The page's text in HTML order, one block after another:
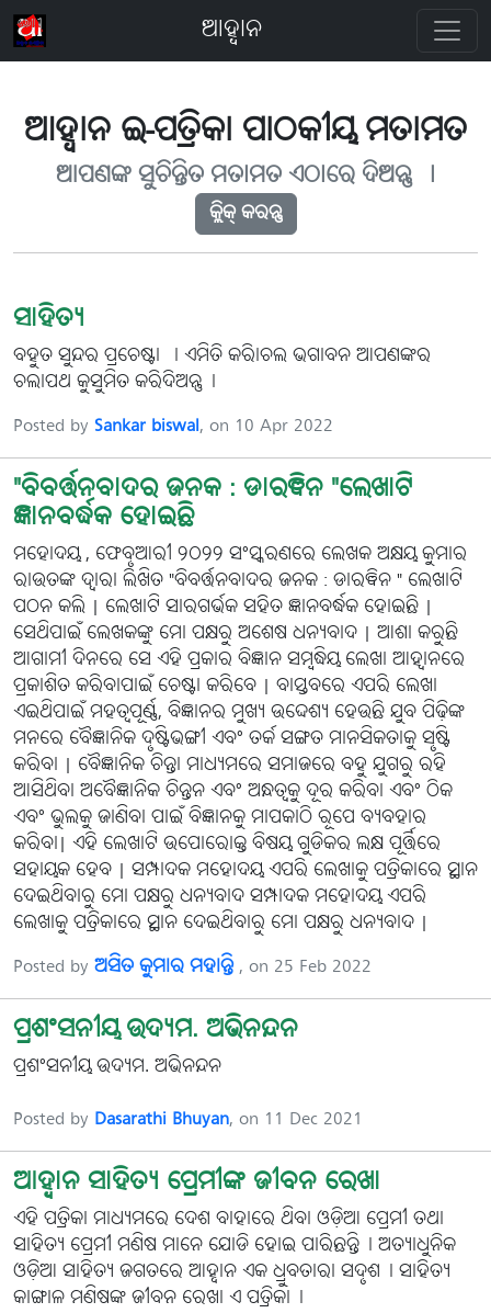
ଆହ୍ବାନ
ଆହ୍ବାନ ଇ-ପତ୍ରିକା ପାଠକୀୟ ମତାମତ
ଆପଣଙ୍କ ସୁଚିନ୍ତିତ ମତାମତ ଏଠାରେ ଦିଅନ୍ତୁ ୤
କ୍ଲିକ୍ କରନ୍ତୁ
ସାହିତ୍ୟ
ବହୁତ ସୁନ୍ଦର ପ୍ରଚେଷ୍ଟା । ଏମିତି କରିାଚଲ ଭଗାବନ ଆପଣଙ୍କର
ଚଲାପଥ କୁସୁମିତ କରିଦିଅନ୍ତୁ।
Posted by Sankar biswal, on 10 Apr 2022
"ବିବର୍ତ୍ତନବାଦର ଜନକ : ଡାରୱିନ "ଲେଖାଟି
ଜ୍ଞାନବର୍ଦ୍ଧକ ହୋଇଛି
ମହୋଦୟ , ଫେବୃଆରୀ ୨୦୨୨ ସଂସ୍କରଣରେ ଲେଖକ ଅକ୍ଷୟ କୁମାର
ରାଉତଙ୍କ ଦ୍ୱାରା ଲିଖିତ "ବିବର୍ତ୍ତନବାଦର ଜନକ : ଡାରୱିନ " ଲେଖାଟି
ପଠନ କଲି | ଲେଖାଟି ସାରଗର୍ଭକ ସହିତ ଜ୍ଞାନବର୍ଦ୍ଧକ ହୋଇଛି |
ସେଥିପାଇଁ ଲେଖକଙ୍କୁ ମୋ ପକ୍ଷରୁ ଅଶେଷ ଧନ୍ୟବାଦ | ଆଶା କରୁଛି
ଆଗାମୀ ଦିନରେ ସେ ଏହି ପ୍ରକାର ବିଜ୍ଞାନ ସମ୍ବଦ୍ଧିୟ ଲେଖା ଆହ୍ୱାନରେ
ପ୍ରକାଶିତ କରିବାପାଇଁ ଚେଷ୍ଟା କରିବେ | ବାସ୍ତବରେ ଏପରି ଲେଖା
ଏଇଥିପାଇଁ ମହତ୍ୱପୂର୍ଣ୍ଣ, ବିଜ୍ଞାନର ମୁଖ୍ୟ ଉଦ୍ଦେଶ୍ୟ ହେଉଛି ଯୁବ ପିଢ଼ିଙ୍କ
ମନରେ ବୈଜ୍ଞାନିକ ଦୃଷ୍ଟିଭଙ୍ଗୀ ଏବଂ ତର୍କ ସଙ୍ଗତ ମାନସିକତାକୁ ସୃଷ୍ଟି
କରିବା | ବୈଜ୍ଞାନିକ ଚିନ୍ତା ମାଧ୍ୟମରେ ସମାଜରେ ବହୁ ଯୁଗରୁ ରହି
ଆସିଥିବା ଅବୈଜ୍ଞାନିକ ଚିନ୍ତନ ଏବଂ ଅନ୍ଧତ୍ୱକୁ ଦୂର କରିବା ଏବଂ ଠିକ
ଏବଂ ଭୁଲକୁ ଜାଣିବା ପାଇଁ ବିଜ୍ଞାନକୁ ମାପକାଠି ରୂପେ ବ୍ୟବହାର
କରିବା| ଏହି ଲେଖାଟି ଉପୋରୋକ୍ତ ବିଷୟ ଗୁଡିକର ଲକ୍ଷ ପୂର୍ତ୍ତିରେ
ସହାୟକ ହେବ | ସମ୍ପାଦକ ମହୋଦୟ ଏପରି ଲେଖାକୁ ପତ୍ରିକାରେ ସ୍ଥାନ
ଦେଇଥିବାରୁ ମୋ ପକ୍ଷରୁ ଧନ୍ୟବାଦ ସମ୍ପାଦକ ମହୋଦୟ ଏପରି
ଲେଖାକୁ ପତ୍ରିକାରେ ସ୍ଥାନ ଦେଇଥିବାରୁ ମୋ ପକ୍ଷରୁ ଧନ୍ୟବାଦ |
Posted by ଅସିତ କୁମାର ମହାନ୍ତି, on 25 Feb 2022
ପ୍ରଶଂସନୀୟ ଉଦ୍ୟମ. ଅଭିନନ୍ଦନ
ପ୍ରଶଂସନୀୟ ଉଦ୍ୟମ. ଅଭିନନ୍ଦନ
Posted by Dasarathi Bhuyan, on 11 Dec 2021
ଆହ୍ବାନ ସାହିତ୍ୟ ପ୍ରେମୀଙ୍କ ଜୀବନ ରେଖା
ଏହି ପତ୍ରିକା ମାଧ୍ୟମରେ ଦେଶ ବାହାରେ ଥିବା ଓଡ଼ିଆ ପ୍ରେମୀ ତଥା
ସାହିତ୍ୟ ପ୍ରେମୀ ମଣିଷ ମାନେ ଯୋଡି ହୋଇ ପାରିଛନ୍ତି। ଅତ୍ୟାଧୁନିକ
ଓଡ଼ିଆ ସାହିତ୍ୟ ଜଗତରେ ଆହ୍ବାନ ଏକ ଧ୍ରୁବତାରା ସଦୃଶ। ସାହିତ୍ୟ
କାଙ୍ଗାଳ ମଣିଷଙ୍କ ଜୀବନ ରେଖା ଏ ପତ୍ରିକା।